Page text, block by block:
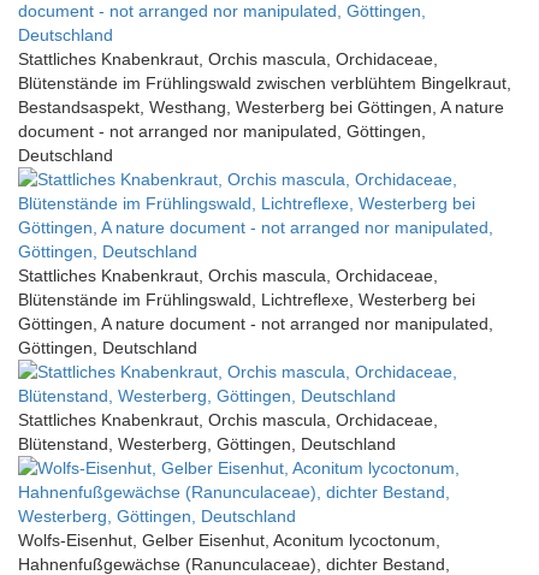
Stattliches Knabenkraut, Orchis mascula, Orchidaceae,
Blütenstände im Frühlingswald zwischen verblühtem Bingelkraut,
Bestandsaspekt, Westhang, Westerberg bei Göttingen, A nature
document - not arranged nor manipulated, Göttingen,
Deutschland
Stattliches Knabenkraut, Orchis mascula, Orchidaceae,
Blütenstände im Frühlingswald, Lichtreflexe, Westerberg bei
Göttingen, A nature document - not arranged nor manipulated,
Göttingen, Deutschland
Stattliches Knabenkraut, Orchis mascula, Orchidaceae,
Blütenstand, Westerberg, Göttingen, Deutschland
Wolfs-Eisenhut, Gelber Eisenhut, Aconitum lycoctonum,
Hahnenfußgewächse (Ranunculaceae), dichter Bestand,